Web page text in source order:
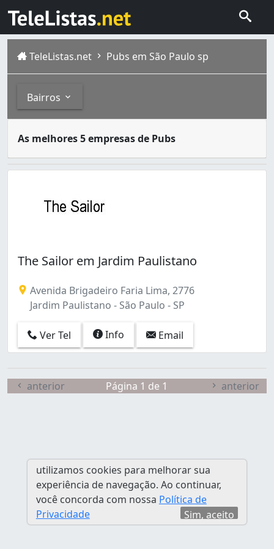
TeleListas.net Pubs em São Paulo sp
Bairros
Vila Gomes Cardim (1)
As melhores 5 empresas de Pubs
São Paulo é a capital do estado de São Paulo e
The Sailor em Jardim Paulistano
Avenida Brigadeiro Faria Lima, 2776
Jardim Paulistano - São Paulo - SP
Ver Tel Info Email
anterior Página 1 de 1 anterior
utilizamos cookies para melhorar sua
experiência de navegação. Ao continuar,
você concorda com nossa Política de
Privacidade
Sim, aceito